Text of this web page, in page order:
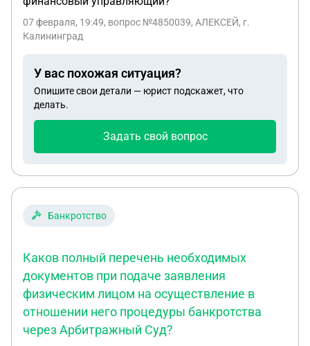
ничего не видно. Видео к сожалению сюда не
удается загрузить. Помогите правильно
составить объяснение в полицую,чтобы не
объяснение в пользу меня. и подскажите
пожалуйста есть ли вероятность в проигрыше
дела,если он обратиться в суд.?
07 февраля, 19:49, вопрос №4850039, АЛЕКСЕЙ, г.
Калининград
У вас похожая ситуация?
Опишите свои детали — юрист подскажет, что
делать.
Задать свой вопрос
Банкротство
Каков полный перечень необходимых
документов при подаче заявления
физическим лицом на осуществление в
отношении него процедуры банкротства
через Арбитражный Суд?